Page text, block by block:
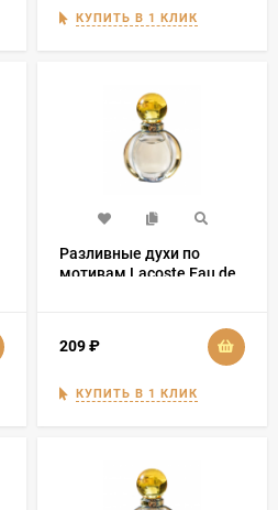
КУПИТЬ В 1 КЛИК
Разливные духи по
мотивам Lacoste Eau de
209₽
КУПИТЬ В 1 КЛИК